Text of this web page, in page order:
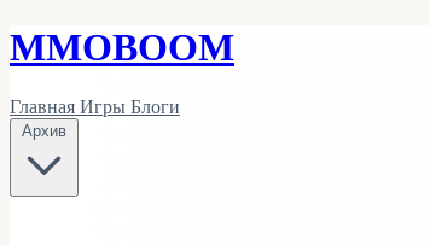
MMOBOOM
Главная Игры Блоги
Архив